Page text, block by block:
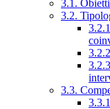
3.1.
3.2.
3.3.